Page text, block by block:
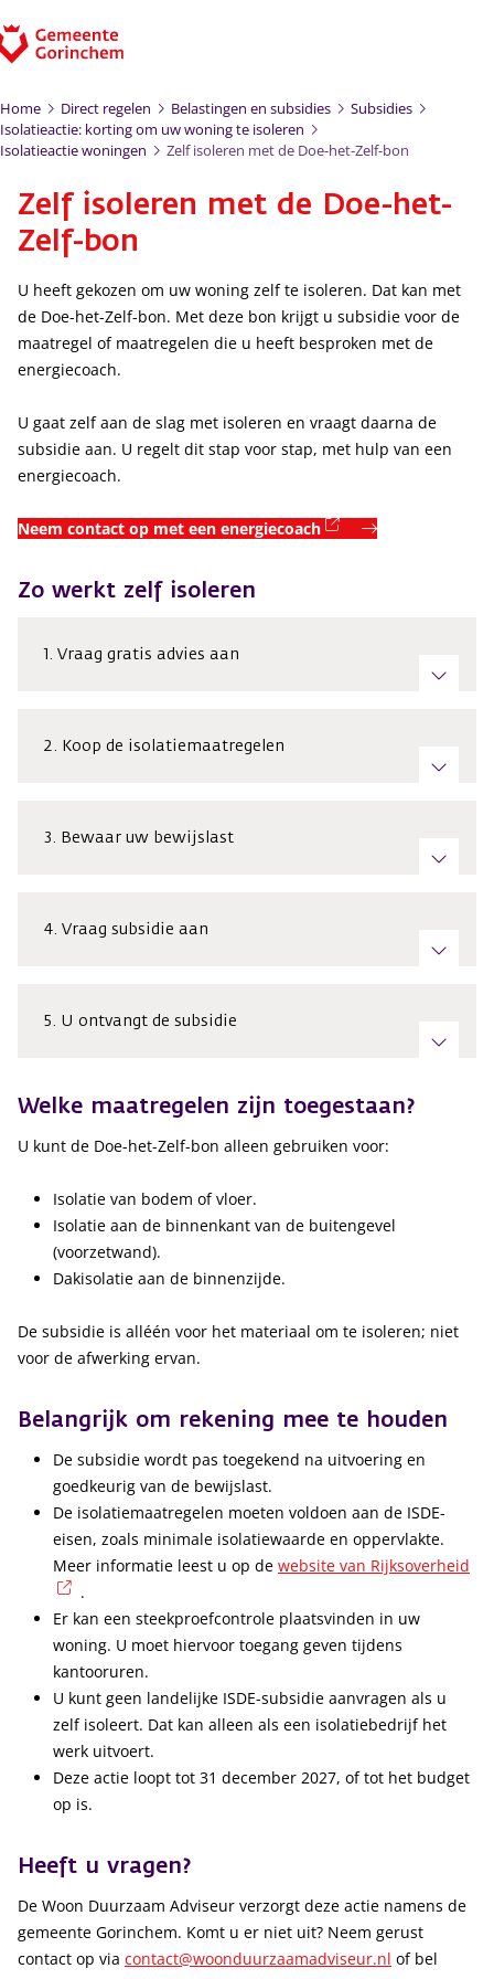
Home Direct regelen Belastingen en subsidies
Subsidies
Isolatieactie: korting om uw woning te isoleren
Isolatieactie woningen
Zelf isoleren met de Doe-het-Zelf-bon
Zelf isoleren met de Doe-het-
Zelf-bon
U heeft gekozen om uw woning zelf te isoleren. Dat kan met
de Doe-het-Zelf-bon. Met deze bon krijgt u subsidie voor de
maatregel of maatregelen die u heeft besproken met de
energiecoach.
U gaat zelf aan de slag met isoleren en vraagt daarna de
subsidie aan. U regelt dit stap voor stap, met hulp van een
energiecoach.
Neem contact op met een energiecoach (externe link)
Zo werkt zelf isoleren
1. Vraag gratis advies aan
2. Koop de isolatiemaatregelen
3. Bewaar uw bewijslast
4. Vraag subsidie aan
5. U ontvangt de subsidie
Welke maatregelen zijn toegestaan?
U kunt de Doe-het-Zelf-bon alleen gebruiken voor:
Isolatie van bodem of vloer.
Isolatie aan de binnenkant van de buitengevel
(voorzetwand).
Dakisolatie aan de binnenzijde.
De subsidie is alléén voor het materiaal om te isoleren; niet
voor de afwerking ervan.
Belangrijk om rekening mee te houden
De subsidie wordt pas toegekend na uitvoering en
goedkeurig van de bewijslast.
De isolatiemaatregelen moeten voldoen aan de ISDE-
eisen, zoals minimale isolatiewaarde en oppervlakte.
Meer informatie leest u op de website van Rijksoverheid
(externe link)
.
Er kan een steekproefcontrole plaatsvinden in uw
woning. U moet hiervoor toegang geven tijdens
kantooruren.
U kunt geen landelijke ISDE-subsidie aanvragen als u
zelf isoleert. Dat kan alleen als een isolatiebedrijf het
werk uitvoert.
Deze actie loopt tot 31 december 2027, of tot het budget
op is.
Heeft u vragen?
De Woon Duurzaam Adviseur verzorgt deze actie namens de
gemeente Gorinchem. Komt u er niet uit? Neem gerust
contact op via contact@woonduurzaamadviseur.nl of bel